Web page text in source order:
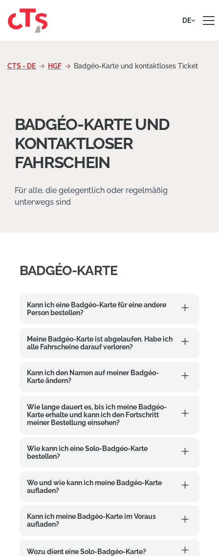
DE
CTS - DE HGF Badgéo-Karte und kontaktloses Ticket
BADGÉO-KARTE UND
KONTAKTLOSER
FAHRSCHEIN
Für alle, die gelegentlich oder regelmäßig
unterwegs sind
BADGÉO-KARTE
Kann ich eine Badgéo-Karte für eine andere
Person bestellen?
Meine Badgéo-Karte ist abgelaufen. Habe ich
alle Fahrscheine darauf verloren?
Kann ich den Namen auf meiner Badgéo-
Karte ändern?
Wie lange dauert es, bis ich meine Badgéo-
Karte erhalte und kann ich den Fortschritt
meiner Bestellung einsehen?
Wie kann ich eine Solo-Badgéo-Karte
bestellen?
Wo und wie kann ich meine Badgéo-Karte
aufladen?
Kann ich meine Badgéo-Karte im Voraus
aufladen?
Wozu dient eine Solo-Badgéo-Karte?